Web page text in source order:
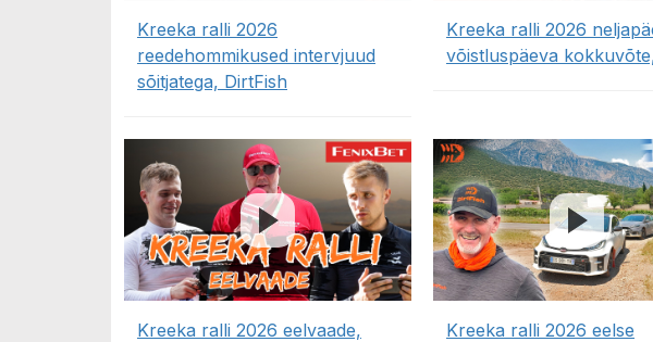
Kreeka ralli 2026
reedehommikused intervjuud
sõitjatega, DirtFish
Kreeka ralli 2026
võistluspäeva
Kreeka ralli 2026 eelvaade,
Kreeka ralli 2026 eelse